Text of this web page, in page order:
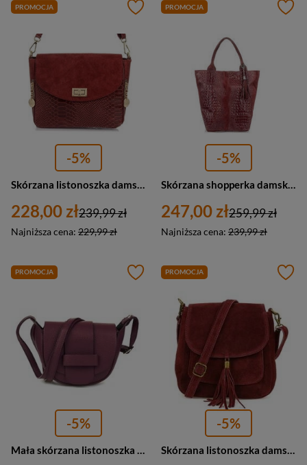
PROMOCJA
-5%
Skórzana listonoszka damska na ramię bordowa skóra węża Vera Pelle T96
228,00 zł
Najniższa cena: 229,99 zł
239,99 zł
PROMOCJA
-5%
Skórzana shopperka damska zamszowa croco bordowa - Vera Pelle L94
247,00 zł
Najniższa cena: 239,99 zł
259,99 zł
PROMOCJA
-5%
PROMOCJA
-5%